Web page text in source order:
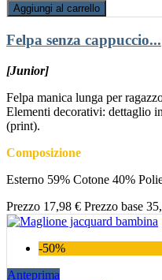
Aggiungi al carrello
Felpa senza cappuccio...
[Junior]
Felpa manica lunga per
Elementi decorativi: dettaglio
(print).
Composizione
Esterno 59% Cotone 40%
Prezzo 17,98 € Prezzo base
-50%
Anteprima